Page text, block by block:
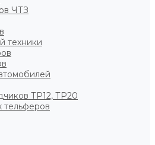
ЧТЗ
техники
ТР12, ТР20
тельферов